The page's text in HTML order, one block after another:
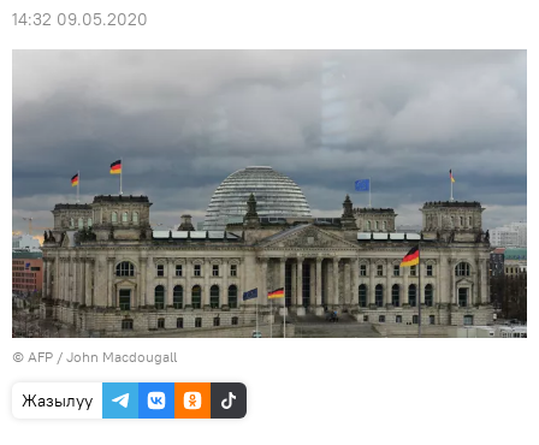
14:32 09.05.2020
© AFP / John Macdougall
Жазылуу